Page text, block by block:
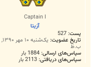
A
L
Captain I
آزیتا
پست: 527
تاریخ عضویت:
ب.ظ
سپاس‌های ارسالی: 1884 بار
سپاس‌های دریافتی: 2113 بار